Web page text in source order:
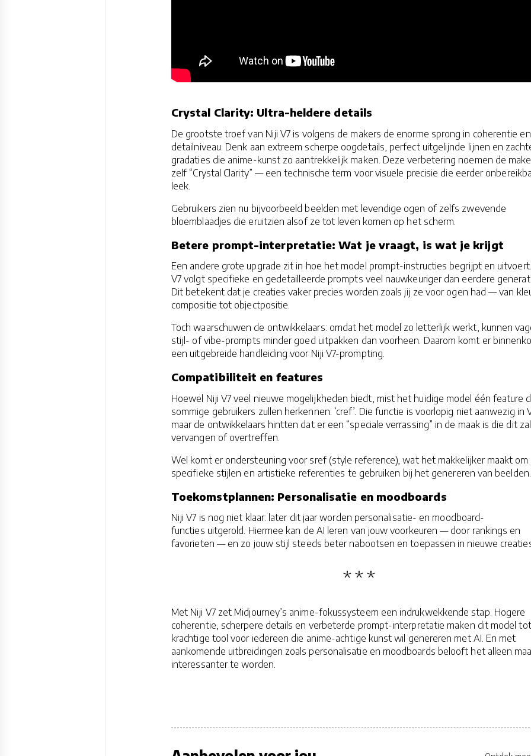
Crystal Clarity: Ultra-heldere details
De grootste troef van Niji V7 is volgens de makers de enorme sprong in coherentie en
detailniveau. Denk aan extreem scherpe oogdetails, perfect uitgelijnde lijnen en
gradaties die anime-kunst zo aantrekkelijk maken. Deze verbetering noemen de
zelf “Crystal Clarity” — een technische term voor visuele precisie die eerder
leek.
Gebruikers zien nu bijvoorbeeld beelden met levendige ogen of zelfs zwevende
bloemblaadjes die eruitzien alsof ze tot leven komen op het scherm.
Betere prompt-interpretatie: Wat je vraagt, is wat je krijgt
Een andere grote upgrade zit in hoe het model prompt-instructies begrijpt en
V7 volgt specifieke en gedetailleerde prompts veel nauwkeuriger dan eerdere
Dit betekent dat je creaties vaker precies worden zoals jij ze voor ogen had — van
compositie tot objectpositie.
Toch waarschuwen de ontwikkelaars: omdat het model zo letterlijk werkt, kunnen
stijl- of vibe-prompts minder goed uitpakken dan voorheen. Daarom komt er
een uitgebreide handleiding voor Niji V7-prompting.
Compatibiliteit en features
Hoewel Niji V7 veel nieuwe mogelijkheden biedt, mist het huidige model één feature
sommige gebruikers zullen herkennen: ‘cref’. Die functie is voorlopig niet aanwezig in
maar de ontwikkelaars hintten dat er een “speciale verrassing” in de maak is die dit zal
vervangen of overtreffen.
Wel komt er ondersteuning voor sref (style reference), wat het makkelijker maakt om
specifieke stijlen en artistieke referenties te gebruiken bij het genereren van beelden.
Toekomstplannen: Personalisatie en moodboards
Niji V7 is nog niet klaar: later dit jaar worden personalisatie- en moodboard-
functies uitgerold. Hiermee kan de AI leren van jouw voorkeuren — door rankings en
favorieten — en zo jouw stijl steeds beter nabootsen en toepassen in nieuwe
Met Niji V7 zet Midjourney’s anime-fokussysteem een indrukwekkende stap. Hogere
coherentie, scherpere details en verbeterde prompt-interpretatie maken dit model
krachtige tool voor iedereen die anime-achtige kunst wil genereren met AI. En met
aankomende uitbreidingen zoals personalisatie en moodboards belooft het alleen
interessanter te worden.